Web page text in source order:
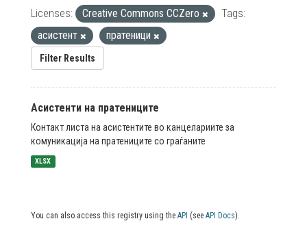
Licenses: Creative Commons CCZero
Tags:
асистент
пратеници
Filter Results
Асистенти на пратениците
Контакт листа на асистентите во канцелариите за
комуникација на пратениците со граѓаните
XLSX
You can also access this registry using the API (see API Docs).